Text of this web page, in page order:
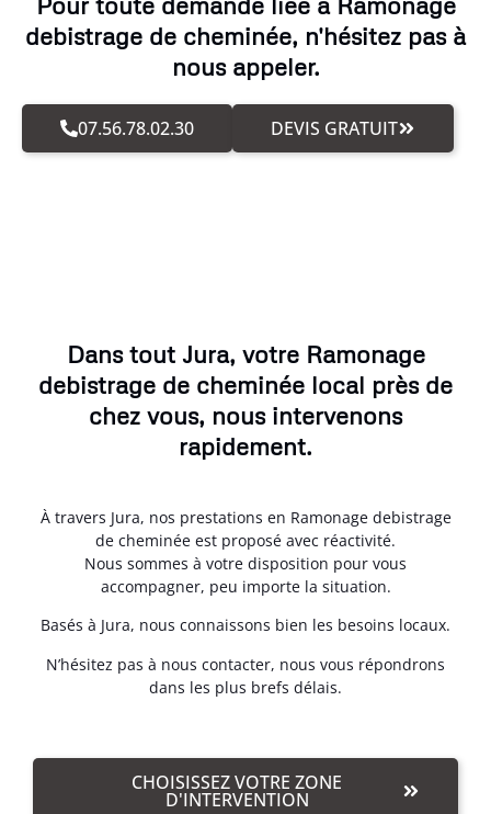
debistrage de cheminée, n'hésitez pas à
nous appeler.
07.56.78.02.30 DEVIS GRATUIT
Dans tout Jura, votre Ramonage
debistrage de cheminée local près de
chez vous, nous intervenons
rapidement.
À travers Jura, nos prestations en Ramonage debistrage
de cheminée est proposé avec réactivité.
Nous sommes à votre disposition pour vous
accompagner, peu importe la situation.
Basés à Jura, nous connaissons bien les besoins locaux.
N’hésitez pas à nous contacter, nous vous répondrons
dans les plus brefs délais.
CHOISISSEZ VOTRE ZONE
D'INTERVENTION